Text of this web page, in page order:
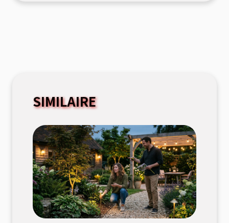
SIMILAIRE